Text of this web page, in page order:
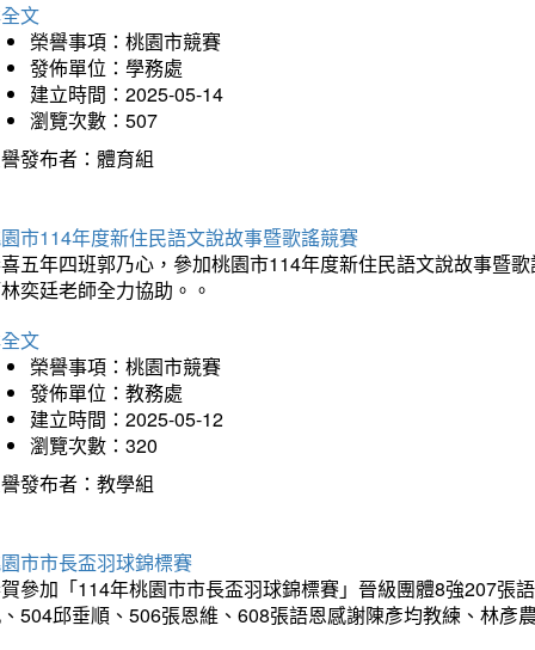
文
榮譽事項：桃園市競賽
發佈單位：學務處
建立時間：2025-05-14
瀏覽次數：507
發布者：體育組
市114年度新住民語文說故事暨歌謠競賽
五年四班郭乃心，參加桃園市114年度新住民語文說故事暨
奕廷老師全力協助。。
文
榮譽事項：桃園市競賽
發佈單位：教務處
建立時間：2025-05-12
瀏覽次數：320
發布者：教學組
市市長盃羽球錦標賽
參加「114年桃園市市長盃羽球錦標賽」晉級團體8強207張
504邱垂順、506張恩維、608張語恩感謝陳彥均教練、林彥